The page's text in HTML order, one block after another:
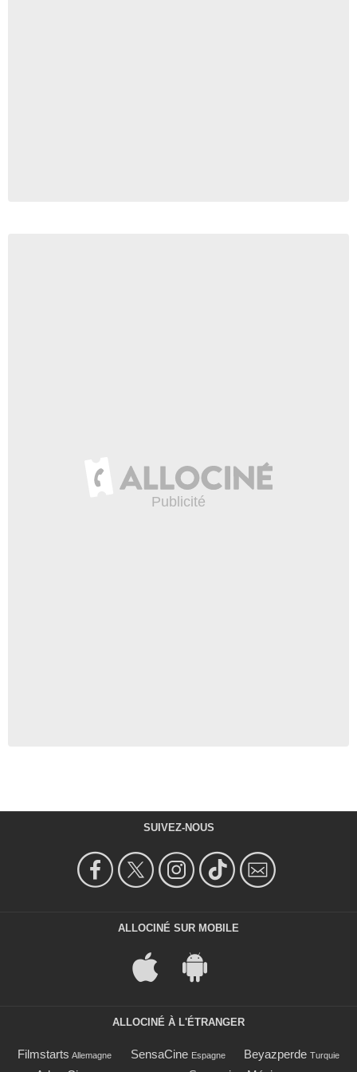
SUIVEZ-NOUS
ALLOCINÉ SUR MOBILE
ALLOCINÉ À L'ÉTRANGER
Filmstarts Allemagne SensaCine Espagne Beyazperde Turquie